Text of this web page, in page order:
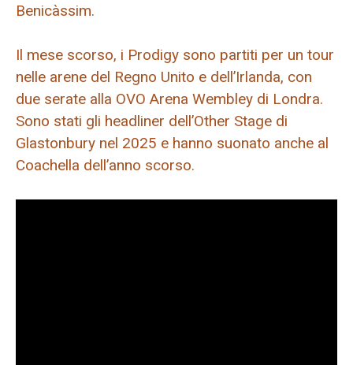
Benicàssim.
Il mese scorso, i Prodigy sono partiti per un tour
nelle arene del Regno Unito e dell’Irlanda, con
due serate alla OVO Arena Wembley di Londra.
Sono stati gli headliner dell’Other Stage di
Glastonbury nel 2025 e hanno suonato anche al
Coachella dell’anno scorso.